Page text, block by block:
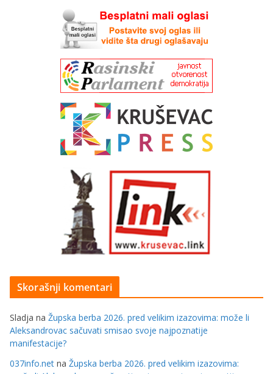
Skorašnji komentari
Sladja na Župska berba 2026. pred velikim izazovima: može li
Aleksandrovac sačuvati smisao svoje najpoznatije
manifestacije?
037info.net na Župska berba 2026. pred velikim izazovima: